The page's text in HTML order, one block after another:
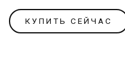
КУПИТЬ СЕЙЧАС